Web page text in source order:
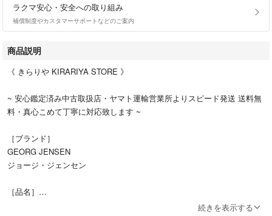
ラクマ安心・安全への取り組み
補償制度やカスタマーサポートなどのご案内
商品説明
《 きらりや KIRARIYA STORE 》
~ 安心鑑定済み中古取扱店・ヤマト運輸営業所よりスピード発送 送料無
料・真心こめて丁寧に対応致します ~
［ブランド］
GEORG JENSEN
ジョージ・ジェンセン
［品名］
1996 ヘリテージコレクション イヤリング 両耳 葡萄モチーフ続きを表示する